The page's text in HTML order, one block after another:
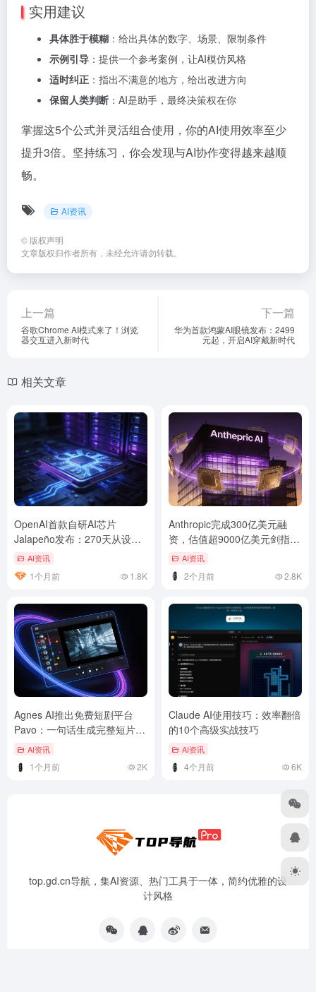
实用建议
具体胜于模糊 ：给出具体的数字、场景、限制条件
示例引导 ：提供一个参考案例，让AI模仿风格
适时纠正 ：指出不满意的地方，给出改进方向
保留人类判断 ：AI是助手，最终决策权在你
掌握这5个公式并灵活组合使用，你的AI使用效率至少
提升3倍。坚持练习，你会发现与AI协作变得越来越顺
畅。
AI资讯
© 版权声明
文章版权归作者所有，未经允许请勿转载。
上一篇
谷歌Chrome AI模式来了！浏览
器交互进入新时代
下一篇
华为首款鸿蒙AI眼镜发布：2499
元起，开启AI穿戴新时代
相关文章
OpenAI首款自研AI芯片
Jalapeño发布：270天从设计
到流片
AI资讯
1个月前 1.8K
Anthropic完成300亿美元融
资，估值超9000亿美元剑指
OpenAI
AI资讯
2个月前 2.8K
Agnes AI推出免费短剧平台
Pavo：一句话生成完整短片，
三大模型无限期免费
AI资讯
1个月前 2K
Claude AI使用技巧：效率翻倍
的10个高级实战技巧
AI资讯
4个月前 6K
top.gd.cn导航，集AI资源、热门工具于一体，简约优雅的设
计风格